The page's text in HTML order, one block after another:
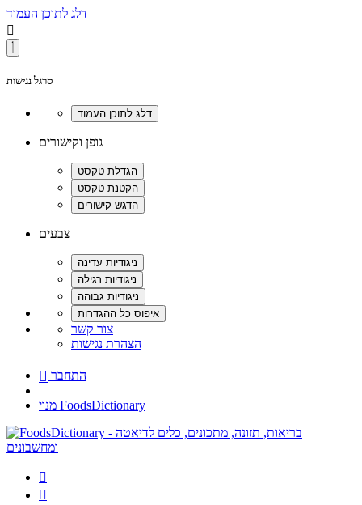
דלג לתוכן העמוד

סרגל נגישות
גופן וקישורים
צבעים
צור קשר
הצהרת נגישות
 התחבר
מנוי FoodsDictionary

